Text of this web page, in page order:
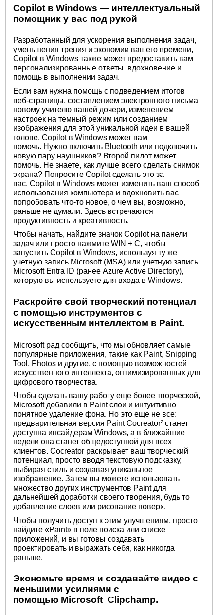
Copilot в Windows — интеллектуальный
помощник у вас под рукой
Разработанный для ускорения выполнения задач,
уменьшения трения и экономии вашего времени,
Copilot в Windows также может предоставить вам
персонализированные ответы, вдохновение и
помощь в выполнении задач.
Если вам нужна помощь с подведением итогов
веб-страницы, составлением электронного письма
новому учителю вашей дочери, изменением
настроек на темный режим или созданием
изображения для этой уникальной идеи в вашей
голове, Copilot в Windows может вам
помочь. Нужно включить Bluetooth или подключить
новую пару наушников? Второй пилот может
помочь. Не знаете, как лучше всего сделать снимок
экрана? Попросите Copilot сделать это за
вас. Copilot в Windows может изменить ваш способ
использования компьютера и вдохновить вас
попробовать что-то новое, о чем вы, возможно,
раньше не думали. Здесь встречаются
продуктивность и креативность.
Чтобы начать, найдите значок Copilot на панели
задач или просто нажмите WIN + C, чтобы
запустить Copilot в Windows, используя ту же
учетную запись Microsoft (MSA) или учетную запись
Microsoft Entra ID (ранее Azure Active Directory),
которую вы используете для входа в Windows.
Раскройте свой творческий потенциал
с помощью инструментов с
искусственным интеллектом в Paint.
Microsoft рад сообщить, что мы обновляет самые
популярные приложения, такие как Paint, Snipping
Tool, Photos и другие, с помощью возможностей
искусственного интеллекта, оптимизированных для
цифрового творчества.
Чтобы сделать вашу работу еще более творческой,
Microsoft добавили в Paint слои и интуитивно
понятное удаление фона. Но это еще не все:
предварительная версия Paint Cocreator² станет
доступна инсайдерам Windows, а в ближайшие
недели она станет общедоступной для всех
клиентов. Cocreator раскрывает ваш творческий
потенциал, просто вводя текстовую подсказку,
выбирая стиль и создавая уникальное
изображение. Затем вы можете использовать
множество других инструментов Paint для
дальнейшей доработки своего творения, будь то
добавление слоев или рисование поверх.
Чтобы получить доступ к этим улучшениям, просто
найдите «Paint» в поле поиска или списке
приложений, и вы готовы создавать,
проектировать и выражать себя, как никогда
раньше.
Экономьте время и создавайте видео с
меньшими усилиями с
помощью Microsoft Clipchamp.